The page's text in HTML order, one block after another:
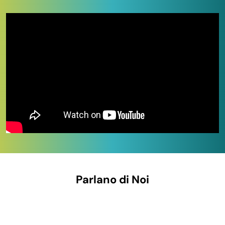
Sui pack maxi (fino a1500 e 1600 pezzi per misura) il
contenitori e barattoli alimentarida abbinare alla
conservazione vedi anche le altre soluzioni della macro-
Parlano di Noi